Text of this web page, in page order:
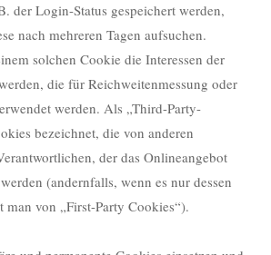
der Login-Status gespeichert werden,
nach mehreren Tagen aufsuchen.
solchen Cookie die Interessen der
die für Reichweitenmessung oder
werden. Als „Third-Party-
bezeichnet, die von anderen
der das Onlineangebot
(andernfalls, wenn es nur dessen
von „First-Party Cookies“).